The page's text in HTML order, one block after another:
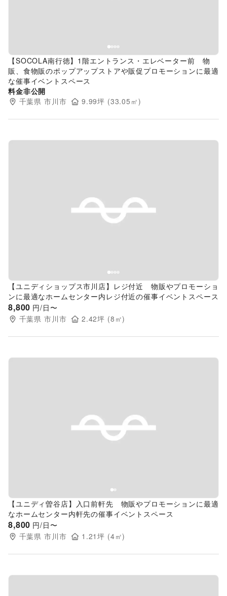
【SOCOLA南行徳】1階エントランス・エレベーター前 物
販、食物販のポップアップストアや販促プロモーションに最適
な催事イベントスペース
料金非公開
千葉県 市川市 9.99坪 (33.05 ㎡)
Previous slide
【ユニディショップス市川店】レジ付近 物販やプロモーショ
ンに最適なホームセンター内レジ付近の催事イベントスペース
8,800 円/日〜
千葉県 市川市 2.42坪 (8 ㎡)
Previous slide
【ユニディ曽谷店】入口前軒先 物販やプロモーションに最適
なホームセンター内軒先の催事イベントスペース
8,800 円/日〜
千葉県 市川市 1.21坪 (4㎡)